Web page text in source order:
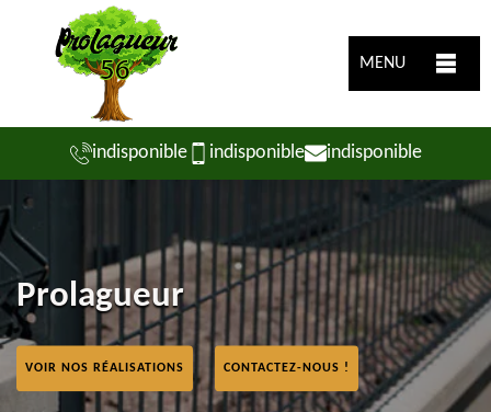
MENU
indisponible indisponible indisponible
Prolagueur
VOIR NOS RÉALISATIONS CONTACTEZ-NOUS !